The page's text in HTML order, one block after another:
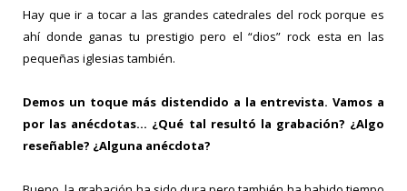
Hay que ir a tocar a las grandes catedrales del rock porque es
ahí donde ganas tu prestigio pero el “dios” rock esta en las
pequeñas iglesias también.
Demos un toque más distendido a la entrevista. Vamos a
por las anécdotas… ¿Qué tal resultó la grabación? ¿Algo
reseñable? ¿Alguna anécdota?